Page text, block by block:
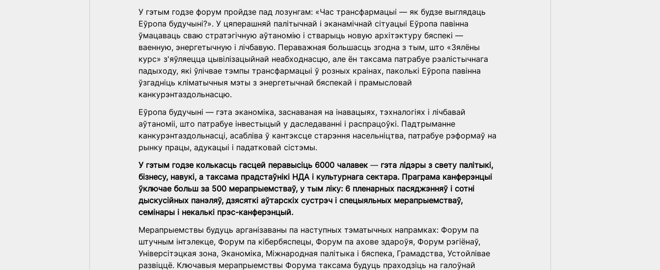
У гэтым годзе форум пройдзе пад лозунгам: «Час трансфармацыі — як будзе выглядаць
Еўропа будучыні?». У цяперашняй палітычнай і эканамічнай сітуацыі Еўропа павінна
ўмацаваць сваю стратэгічную аўтаномію і стварыць новую архітэктуру бяспекі —
ваенную, энергетычную і лічбавую. Пераважная большасць згодна з тым, што «Зялёны
курс» з'яўляецца цывілізацыйнай неабходнасцю, але ён таксама патрабуе рэалістычнага
падыходу, які ўлічвае тэмпы трансфармацыі ў розных краінах, паколькі Еўропа павінна
ўзгадніць кліматычныя мэты з энергетычнай бяспекай і прамысловай
канкурэнтаздольнасцю.
Еўропа будучыні — гэта эканоміка, заснаваная на інавацыях, тэхналогіях і лічбавай
аўтаноміі, што патрабуе інвестыцый у даследаванні і распрацоўкі. Падтрыманне
канкурэнтаздольнасці, асабліва ў кантэксце старэння насельніцтва, патрабуе рэформаў на
рынку працы, адукацыі і падатковай сістэмы.
У гэтым годзе колькасць гасцей перавысіць 6000 чалавек — гэта лідэры з свету палітыкі,
бізнесу, навукі, а таксама прадстаўнікі НДА і культурнага сектара. Праграма канферэнцыі
ўключае больш за 500 мерапрыемстваў, у тым ліку: 6 пленарных пасяджэнняў і сотні
дыскусійных панэляў, дзясяткі аўтарскіх сустрэч і спецыяльных мерапрыемстваў,
семінары і некалькі прэс-канферэнцый.
Мерапрыемствы будуць арганізаваны па наступных тэматычных напрамках: Форум па
штучным інтэлекце, Форум па кібербяспецы, Форум па ахове здароўя, Форум рэгіёнаў,
Універсітэцкая зона, Эканоміка, Міжнародная палітыка і бяспека, Грамадства, Устойлівае
развіццё. Ключавыя мерапрыемствы Форума таксама будуць праходзіць на галоўнай